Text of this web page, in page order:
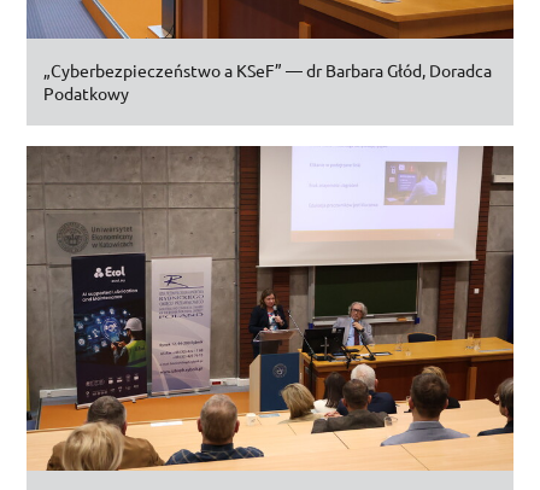
„Cyberbezpieczeństwo a KSeF” —drBarbara Głód, Doradca
Podatkowy